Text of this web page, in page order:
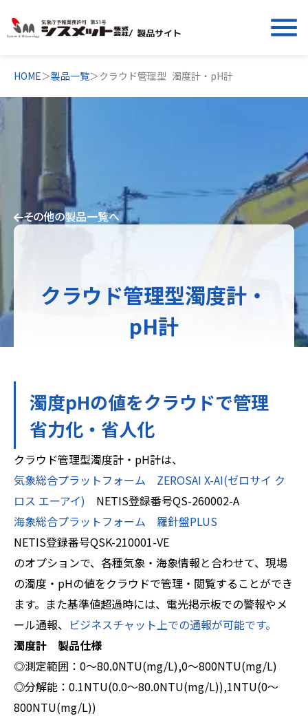
/ 製品サイト menu
HOME＞製品一覧＞クラウド管理型 濁度計・pH計
その他の製品一覧へ
クラウド管理型濁度計・
pH計
濁度pHの値をクラウドで管理
省力化・省人化
クラウド管理型濁度計・pH計は、
気象総合プラットフォーム ZEROSAI X-AI(ゼロサイ ク
ロス エーアイ) NETIS登録番号QS-260002-A
海象総合プラットフォーム 羅針盤PLUS
NETIS登録番号QSK-210001-VE
のオプションで、各種気象・海象情報と合わせて、現場
の濁度・pHの値をクラウドで管理・閲覧することができ
ます。また基準値超過時には、電光掲示板での警報やメ
ール通報、 ビジネスチャット上での通報が可能です。
濁度計 製品仕様
◎測定範囲：0～80.0NTU(mg/L),0～800NTU(mg/L)
◎分解能：0.1NTU(0.0～80.0NTU(mg/L)),1NTU(0～
800NTU(mg/L))